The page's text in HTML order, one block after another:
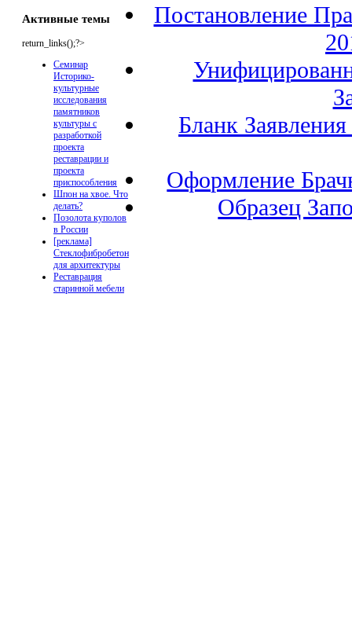
Активные темы
return_links();?>
Семинар
Историко-
культурные
исследования
памятников
культуры с
разработкой
проекта
реставрации и
проекта
приспособления
Шпон на хвое. Что
делать?
Позолота куполов
в России
[реклама]
Стеклофибробетон
для архитектуры
Реставрация
старинной мебели
Постановление
Бланк
Оформление
Образец